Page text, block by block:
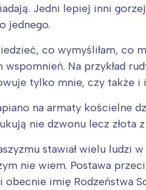
Jedni lepiej inni
jednego.
co wymyśliłam, co
wspomnień. Na przykład
tylko mnie, czy także i
na armaty kościelne
nie dzwonu lecz złota
stawiał wielu ludzi
nie wiem. Postawa
obecnie imię Rodzeństwa
Interesują
Warszawa